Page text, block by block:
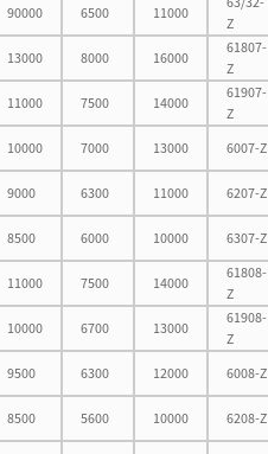
90000 6500 11000
Z
13000 8000 16000
61807-
Z
11000 7500 14000
61907-
Z
10000 7000 13000 6007-Z
9000 6300 11000 6207-Z
8500 6000 10000 6307-Z
11000 7500 14000
61808-
Z
10000 6700 13000
61908-
Z
9500 6300 12000 6008-Z
8500 5600 10000 6208-Z